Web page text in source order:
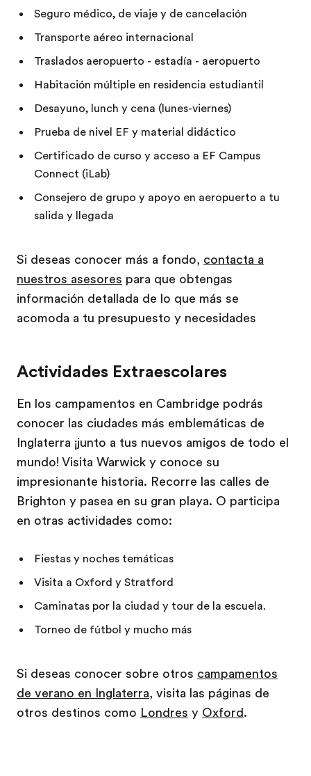
Seguro médico, de viaje y de cancelación
Transporte aéreo internacional
Traslados aeropuerto - estadía - aeropuerto
Habitación múltiple en residencia estudiantil
Desayuno, lunch y cena (lunes-viernes)
Prueba de nivel EF y material didáctico
Certificado de curso y acceso a EF Campus
Connect (iLab)
Consejero de grupo y apoyo en aeropuerto a tu
salida y llegada
Si deseas conocer más a fondo, contacta a
nuestros asesores para que obtengas
información detallada de lo que más se
acomoda a tu presupuesto y necesidades
Actividades Extraescolares
En los campamentos en Cambridge podrás
conocer las ciudades más emblemáticas de
Inglaterra ¡junto a tus nuevos amigos de todo el
mundo! Visita Warwick y conoce su
impresionante historia. Recorre las calles de
Brighton y pasea en su gran playa. O participa
en otras actividades como:
Fiestas y noches temáticas
Visita a Oxford y Stratford
Caminatas por la ciudad y tour de la escuela.
Torneo de fútbol y mucho más
Si deseas conocer sobre otros campamentos
de verano en Inglaterra, visita las páginas de
otros destinos como Londres y Oxford .